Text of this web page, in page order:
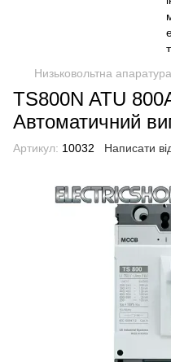
Низьковольтна апаратура
TS800N ATU
Автоматичний
Артикул: 10032 Написати